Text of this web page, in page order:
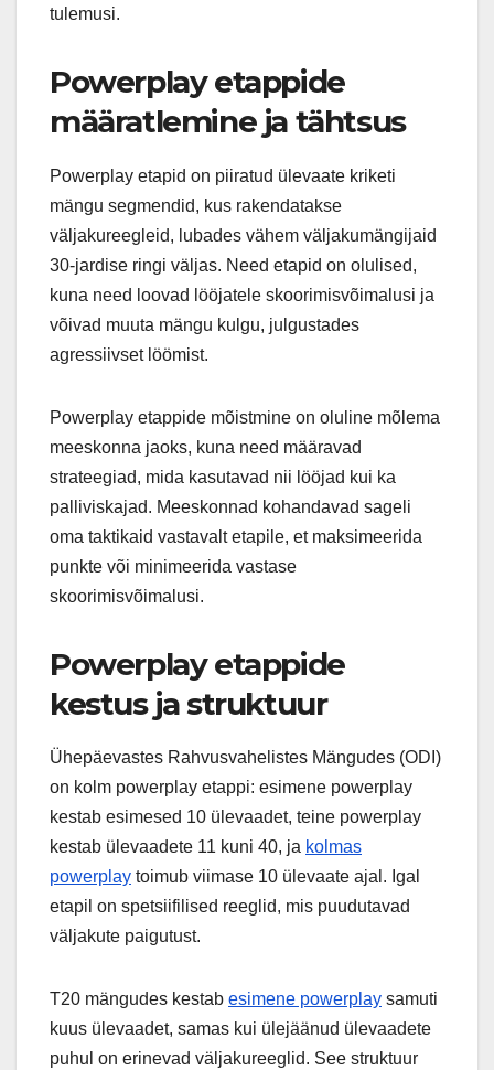
tulemusi.
Powerplay etappide
määratlemine ja tähtsus
Powerplay etapid on piiratud ülevaate kriketi
mängu segmendid, kus rakendatakse
väljakureegleid, lubades vähem väljakumängijaid
30-jardise ringi väljas. Need etapid on olulised,
kuna need loovad lööjatele skoorimisvõimalusi ja
võivad muuta mängu kulgu, julgustades
agressiivset löömist.
Powerplay etappide mõistmine on oluline mõlema
meeskonna jaoks, kuna need määravad
strateegiad, mida kasutavad nii lööjad kui ka
palliviskajad. Meeskonnad kohandavad sageli
oma taktikaid vastavalt etapile, et maksimeerida
punkte või minimeerida vastase
skoorimisvõimalusi.
Powerplay etappide
kestus ja struktuur
Ühepäevastes Rahvusvahelistes Mängudes (ODI)
on kolm powerplay etappi: esimene powerplay
kestab esimesed 10 ülevaadet, teine powerplay
kestab ülevaadete 11 kuni 40, ja kolmas
powerplay toimub viimase 10 ülevaate ajal. Igal
etapil on spetsiifilised reeglid, mis puudutavad
väljakute paigutust.
T20 mängudes kestab esimene powerplay samuti
kuus ülevaadet, samas kui ülejäänud ülevaadete
puhul on erinevad väljakureeglid. See struktuur